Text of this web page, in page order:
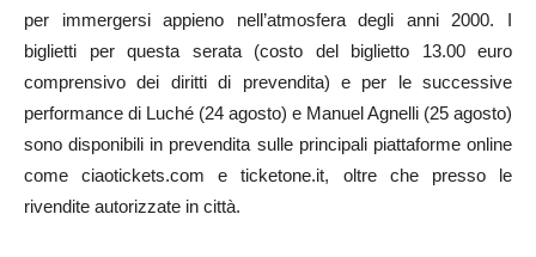
per immergersi appieno nell’atmosfera degli anni 2000. I
biglietti per questa serata (costo del biglietto 13.00 euro
comprensivo dei diritti di prevendita) e per le successive
performance di Luché (24 agosto) e Manuel Agnelli (25 agosto)
sono disponibili in prevendita sulle principali piattaforme online
come ciaotickets.com e ticketone.it, oltre che presso le
rivendite autorizzate in città.